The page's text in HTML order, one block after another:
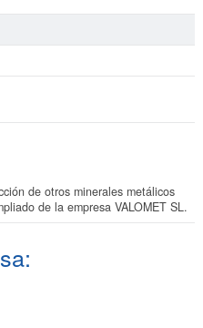
de otros minerales metálicos
de la empresa VALOMET SL.